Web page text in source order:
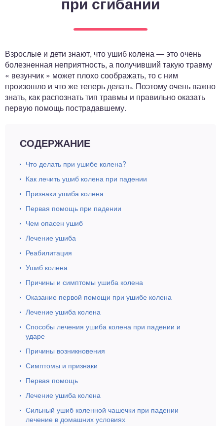
Взрослые и дети знают, что ушиб колена — это очень
болезненная неприятность, а получивший такую травму
« везунчик » может плохо соображать, то с ним
произошло и что же теперь делать. Поэтому очень важно
знать, как распознать тип травмы и правильно оказать
первую помощь пострадавшему.
СОДЕРЖАНИЕ
Что делать при ушибе колена?
Как лечить ушиб колена при падении
Признаки ушиба колена
Первая помощь при падении
Чем опасен ушиб
Лечение ушиба
Реабилитация
Ушиб колена
Причины и симптомы ушиба колена
Оказание первой помощи при ушибе колена
Лечение ушиба колена
Способы лечения ушиба колена при падении и
ударе
Причины возникновения
Симптомы и признаки
Первая помощь
Лечение ушиба колена
Сильный ушиб коленной чашечки при падении
лечение в домашних условиях